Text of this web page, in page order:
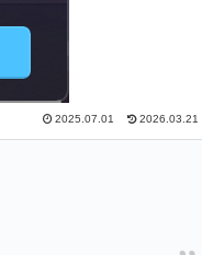
2025.07.01 2026.03.21